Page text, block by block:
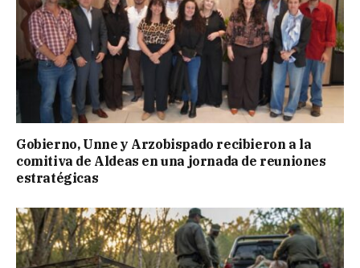
Gobierno, Unne y Arzobispado recibieron a la
comitiva de Aldeas en una jornada de reuniones
estratégicas